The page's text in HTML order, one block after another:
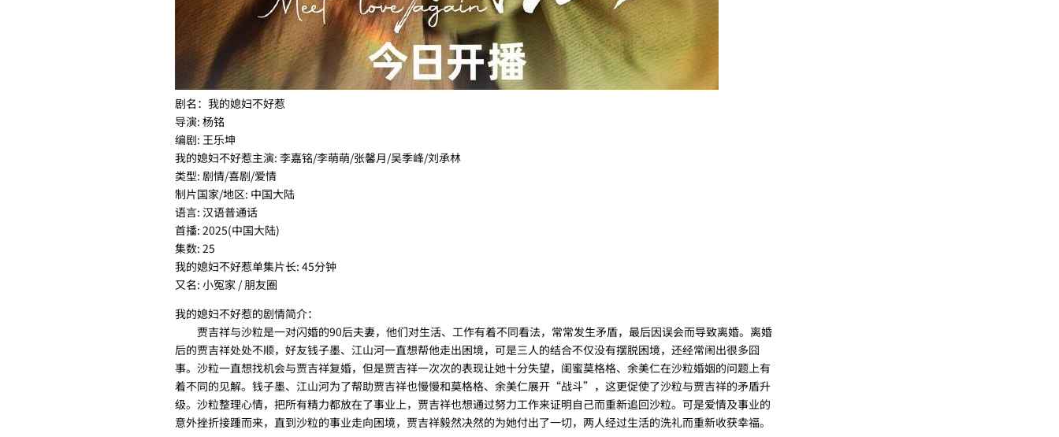
剧名：我的媳妇不好惹
导演: 杨铭
编剧: 王乐坤
我的媳妇不好惹主演: 李嘉铭/李萌萌/张馨月/吴季峰/刘承林
类型: 剧情/喜剧/爱情
制片国家/地区: 中国大陆
语言: 汉语普通话
首播: 2025(中国大陆)
集数: 25
我的媳妇不好惹单集片长: 45分钟
又名: 小冤家‎ / 朋友圈
我的媳妇不好惹的剧情简介：
贾吉祥与沙粒是一对闪婚的90后夫妻，他们对生活、工作有着不同看法，常常发生矛盾，最后因误会而导致离婚。离婚
后的贾吉祥处处不顺，好友钱子墨、江山河一直想帮他走出困境，可是三人的结合不仅没有摆脱困境，还经常闹出很多囧
事。沙粒一直想找机会与贾吉祥复婚，但是贾吉祥一次次的表现让她十分失望，闺蜜莫格格、余美仁在沙粒婚姻的问题上有
着不同的见解。钱子墨、江山河为了帮助贾吉祥也慢慢和莫格格、余美仁展开“战斗”，这更促使了沙粒与贾吉祥的矛盾升
级。沙粒整理心情，把所有精力都放在了事业上，贾吉祥也想通过努力工作来证明自己而重新追回沙粒。可是爱情及事业的
意外挫折接踵而来，直到沙粒的事业走向困境，贾吉祥毅然决然的为她付出了一切，两人经过生活的洗礼而重新收获幸福。